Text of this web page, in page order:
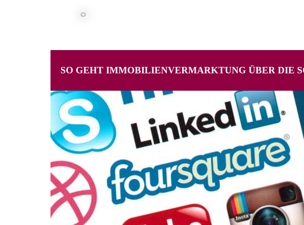
SO GEHT IMMOBILIENVERMARKTUNG ÜBER DIE